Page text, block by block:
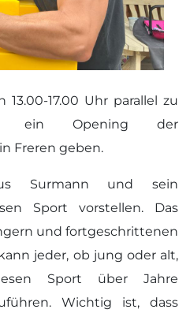
13.00-17.00 Uhr parallel zu
ein Opening der
Freren geben.
Surmann und sein
Sport vorstellen. Das
und fortgeschrittenen
jeder, ob jung oder alt,
Sport über Jahre
Wichtig ist, dass